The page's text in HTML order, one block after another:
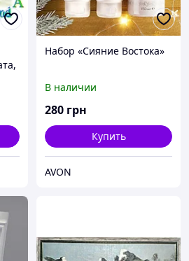
Набор «Сияние Востока»
В наличии
280 грн
Купить
AVON